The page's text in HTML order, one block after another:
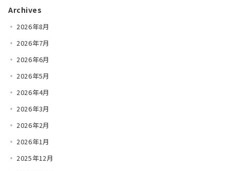
Archives
2026年8月
2026年7月
2026年6月
2026年5月
2026年4月
2026年3月
2026年2月
2026年1月
2025年12月